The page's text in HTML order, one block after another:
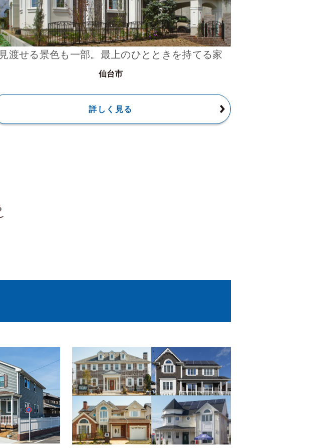
見渡せる景色も一部。最上のひとときを持てる家
仙台市
詳しく見る